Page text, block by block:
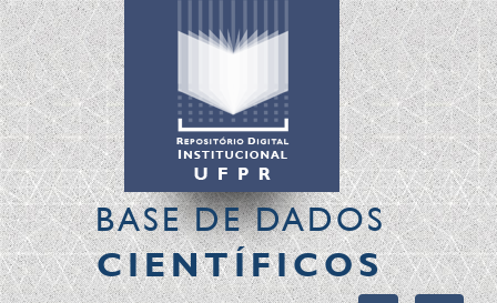
BASE DE DADOS
CIENTÍFICOS